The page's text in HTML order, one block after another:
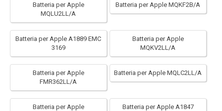
Batteria per Apple
MQLU2LL/A
Batteria per Apple MQKF2B/A
Batteria per Apple A1889 EMC
3169
Batteria per Apple
MQKV2LL/A
Batteria per Apple
FMR362LL/A
Batteria per Apple MQLC2LL/A
Batteria per Apple
Batteria per Apple A1847